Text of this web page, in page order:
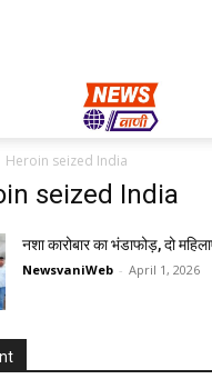
Heroin seized India
seized India
नशा कारोबार का भंडाफोड़, दो
NewsvaniWeb - April 1, 2026